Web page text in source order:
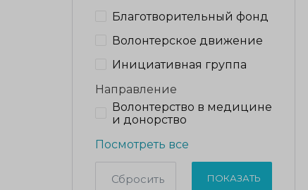
Благотворительный фонд
Волонтерское движение
Инициативная группа
Направление
Волонтерство в медицине
и донорство
Посмотреть все
Сбросить ПОКАЗАТЬ